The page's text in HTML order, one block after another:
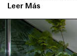
Leer Más